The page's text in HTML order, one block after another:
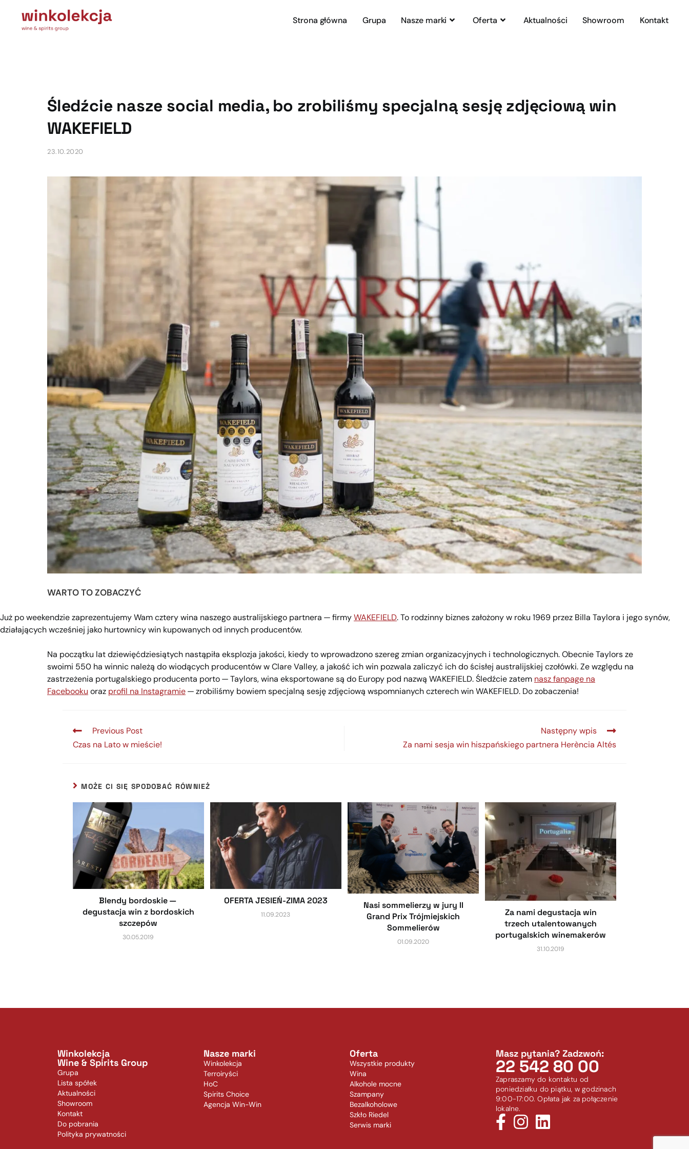
Strona główna Grupa Nasze marki Oferta Aktualności Showroom Kontakt
Śledźcie nasze social media, bo zrobiliśmy specjalną sesję zdjęciową win
WAKEFIELD
23.10.2020
WARTO TO ZOBACZYĆ
Już po weekendzie zaprezentujemy Wam cztery wina naszego australijskiego partnera — firmyWAKEFIELD. To rodzinny biznes założony w roku 1969 przez Billa Taylora i jego synów,
działających wcześniej jako hurtownicy win kupowanych od innych producentów.
Na początku lat dziewięćdziesiątych nastąpiła eksplozja jakości, kiedy to wprowadzono szereg zmian organizacyjnych i technologicznych. Obecnie Taylors ze
swoimi 550 ha winnic należą do wiodących producentów w Clare Valley, a jakość ich win pozwala zaliczyć ich do ścisłej australijskiej czołówki. Ze względu na
zastrzeżenia portugalskiego producenta porto — Taylors, wina eksportowane są do Europy pod nazwą WAKEFIELD. Śledźcie zatem nasz fanpage na
Facebooku oraz profil na Instagramie— zrobiliśmy bowiem specjalną sesję zdjęciową wspomnianych czterech win WAKEFIELD. Do zobaczenia!
Previous Post
Czas na Lato w mieście!
Następny wpis
Za nami sesja win hiszpańskiego partnera Herència Altés
MOŻE CI SIĘ SPODOBAĆ RÓWNIEŻ
Blendy bordoskie —
degustacja win z bordoskich
szczepów
30.05.2019
OFERTA JESIEŃ-​ZIMA 2023
11.09.2023
Nasi sommelierzy w jury II
Grand Prix Trójmiejskich
Sommelierów
01.09.2020
Za nami degustacja win
trzech utalentowanych
portugalskich winemakerów
31.10.2019
Winkolekcja
Wine & Spirits Group
Grupa
Lista spółek
Aktualności
Showroom
Kontakt
Do pobrania
Polityka prywatności
Nasze marki
Winkolekcja
Terroiryści
HoC
Spirits Choice
Agencja Win-Win
Oferta
Wszystkie produkty
Wina
Alkohole mocne
Szampany
Bezalkoholowe
Szkło Riedel
Serwis marki
Masz pytania? Zadzwoń:
22 542 80 00
Zapraszamy do kontaktu od
poniedziałku do piątku, w godzinach
9:00-17:00. Opłata jak za połączenie
lokalne.